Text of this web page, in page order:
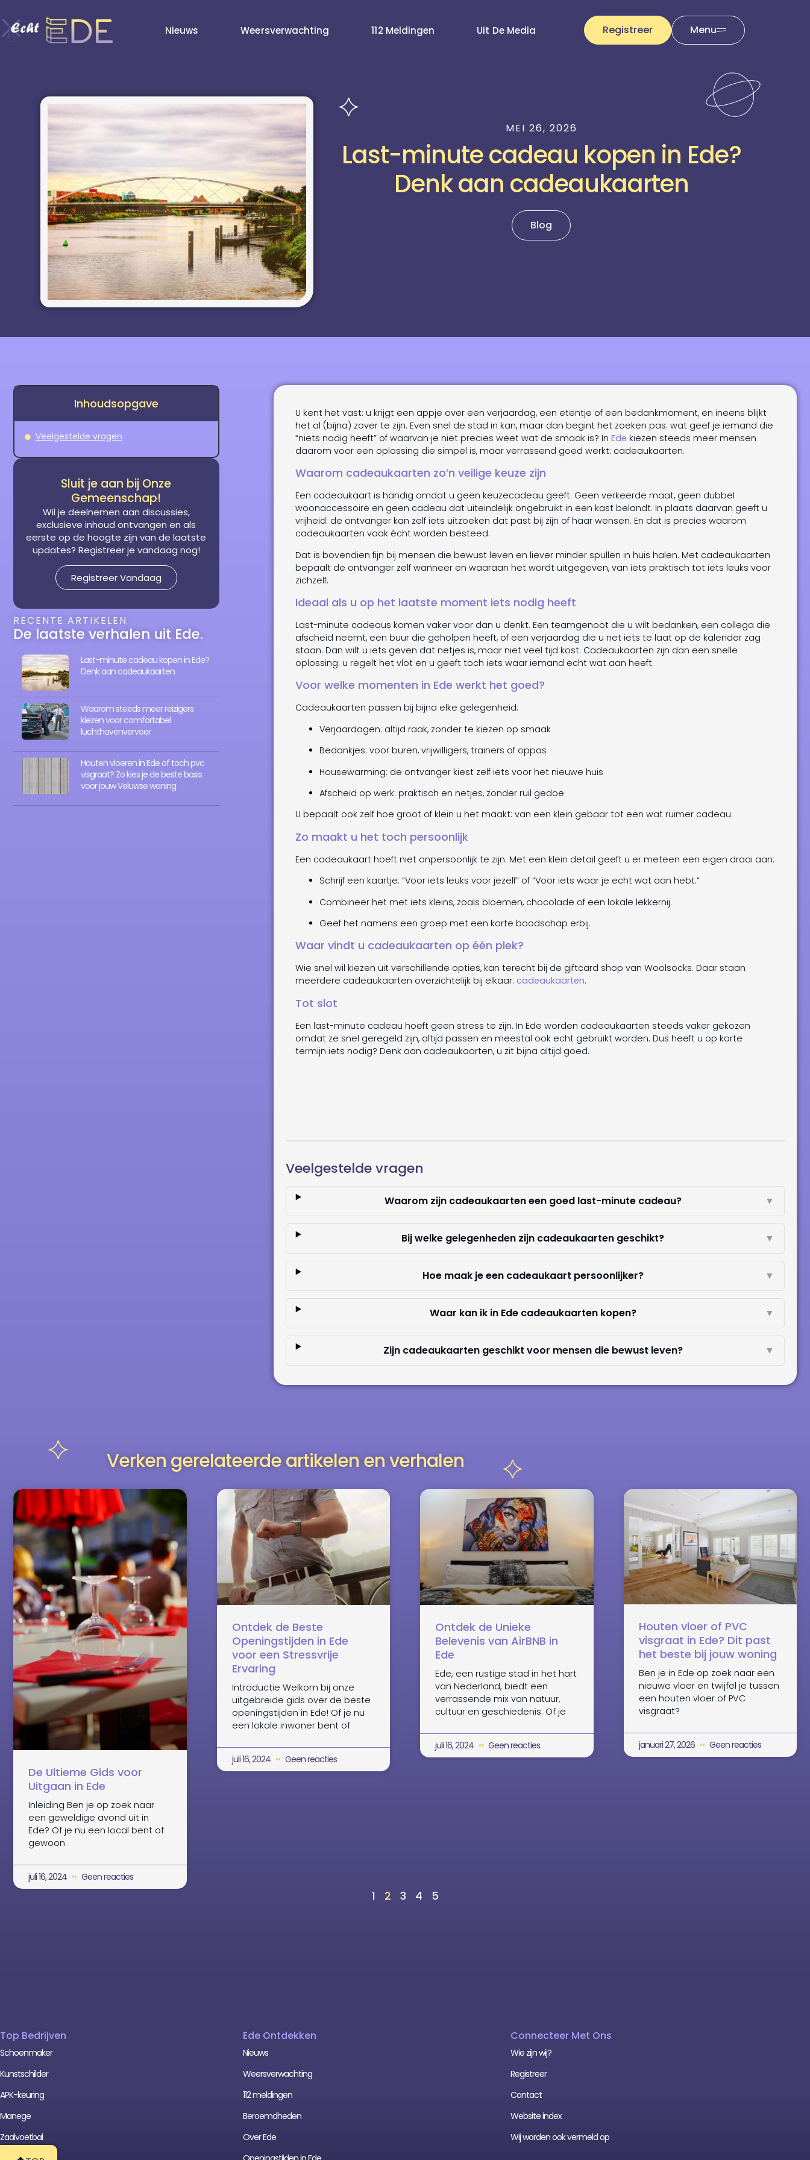
Nieuws Weersverwachting 112 Meldingen Uit De Media Registreer Menu
MEI 26, 2026
Last-minute cadeau kopen in Ede?
Denk aan cadeaukaarten
Blog
U kent het vast: u krijgt een appje over een verjaardag, een etentje of een bedankmoment, en ineens blijkt
het al (bijna) zover te zijn. Even snel de stad in kan, maar dan begint het zoeken pas: wat geef je iemand die
“niets nodig heeft” of waarvan je niet precies weet wat de smaak is? In Ede kiezen steeds meer mensen
daarom voor een oplossing die simpel is, maar verrassend goed werkt: cadeaukaarten.
Waarom cadeaukaarten zo’n veilige keuze zijn
Een cadeaukaart is handig omdat u geen keuzecadeau geeft. Geen verkeerde maat, geen dubbel
woonaccessoire en geen cadeau dat uiteindelijk ongebruikt in een kast belandt. In plaats daarvan geeft u
vrijheid: de ontvanger kan zelf iets uitzoeken dat past bij zijn of haar wensen. En dat is precies waarom
cadeaukaarten vaak écht worden besteed.
Dat is bovendien fijn bij mensen die bewust leven en liever minder spullen in huis halen. Met cadeaukaarten
bepaalt de ontvanger zelf wanneer en waaraan het wordt uitgegeven, van iets praktisch tot iets leuks voor
zichzelf.
Ideaal als u op het laatste moment iets nodig heeft
Last-minute cadeaus komen vaker voor dan u denkt. Een teamgenoot die u wilt bedanken, een collega die
afscheid neemt, een buur die geholpen heeft, of een verjaardag die u net iets te laat op de kalender zag
staan. Dan wilt u iets geven dat netjes is, maar niet veel tijd kost. Cadeaukaarten zijn dan een snelle
oplossing: u regelt het vlot en u geeft toch iets waar iemand echt wat aan heeft.
Voor welke momenten in Ede werkt het goed?
Cadeaukaarten passen bij bijna elke gelegenheid:
Verjaardagen: altijd raak, zonder te kiezen op smaak
Bedankjes: voor buren, vrijwilligers, trainers of oppas
Housewarming: de ontvanger kiest zelf iets voor het nieuwe huis
Afscheid op werk: praktisch en netjes, zonder ruil gedoe
U bepaalt ook zelf hoe groot of klein u het maakt: van een klein gebaar tot een wat ruimer cadeau.
Zo maakt u het toch persoonlijk
Een cadeaukaart hoeft niet onpersoonlijk te zijn. Met een klein detail geeft u er meteen een eigen draai aan:
Schrijf een kaartje: “Voor iets leuks voor jezelf” of “Voor iets waar je echt wat aan hebt.”
Combineer het met iets kleins, zoals bloemen, chocolade of een lokale lekkernij.
Geef het namens een groep met een korte boodschap erbij.
Waar vindt u cadeaukaarten op één plek?
Wie snel wil kiezen uit verschillende opties, kan terecht bij de giftcard shop van Woolsocks. Daar staan
meerdere cadeaukaarten overzichtelijk bij elkaar: cadeaukaarten.
Tot slot
Een last-minute cadeau hoeft geen stress te zijn. In Ede worden cadeaukaarten steeds vaker gekozen
omdat ze snel geregeld zijn, altijd passen en meestal ook echt gebruikt worden. Dus heeft u op korte
termijn iets nodig? Denk aan cadeaukaarten, u zit bijna altijd goed.
Veelgestelde vragen
Waarom zijn cadeaukaarten een goed last-minute cadeau? ▼
Bij welke gelegenheden zijn cadeaukaarten geschikt? ▼
Hoe maak je een cadeaukaart persoonlijker? ▼
Waar kan ik in Ede cadeaukaarten kopen? ▼
Zijn cadeaukaarten geschikt voor mensen die bewust leven? ▼
Inhoudsopgave
Veelgestelde vragen
Sluit je aan bij Onze
Gemeenschap!
Wil je deelnemen aan discussies,
exclusieve inhoud ontvangen en als
eerste op de hoogte zijn van de laatste
updates? Registreer je vandaag nog!
Registreer Vandaag
RECENTE ARTIKELEN
De laatste verhalen uit Ede.
Last-minute cadeau kopen in Ede?
Denk aan cadeaukaarten
Waarom steeds meer reizigers
kiezen voor comfortabel
luchthavenvervoer
Houten vloeren in Ede of toch pvc
visgraat? Zo kies je de beste basis
voor jouw Veluwse woning
Verken gerelateerde artikelen en verhalen
De Ultieme Gids voor
Uitgaan in Ede
Inleiding Ben je op zoek naar
een geweldige avond uit in
Ede? Of je nu een local bent of
gewoon
juli 16, 2024 Geen reacties
Ontdek de Beste
Openingstijden in Ede
voor een Stressvrije
Ervaring
Introductie Welkom bij onze
uitgebreide gids over de beste
openingstijden in Ede! Of je nu
een lokale inwoner bent of
juli 16, 2024 Geen reacties
Ontdek de Unieke
Belevenis van AirBNB in
Ede
Ede, een rustige stad in het hart
van Nederland, biedt een
verrassende mix van natuur,
cultuur en geschiedenis. Of je
juli 16, 2024 Geen reacties
Houten vloer of PVC
visgraat in Ede? Dit past
het beste bij jouw woning
Ben je in Ede op zoek naar een
nieuwe vloer en twijfel je tussen
een houten vloer of PVC
visgraat?
januari 27, 2026 Geen reacties
1 2 3 4 5
Top Bedrijven
Schoenmaker
Kunstschilder
APK-keuring
Manege
Zaalvoetbal
Ede Ontdekken
Nieuws
Weersverwachting
112 meldingen
Beroemdheden
Over Ede
Connecteer Met Ons
Wie zijn wij?
Registreer
Contact
Website index
Wij worden ook vermeld op